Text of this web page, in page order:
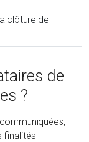
clôture de
de
?
finalités